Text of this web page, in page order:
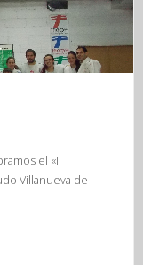
el «I
Villanueva de